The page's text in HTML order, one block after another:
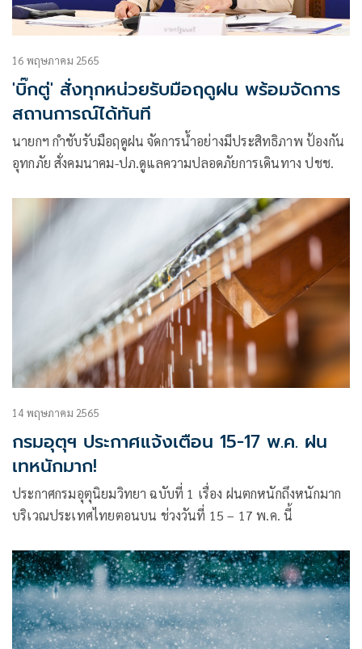
16 พฤษภาคม 2565
'บิ๊กตู่' สั่งทุกหน่วยรับมือฤดูฝน พร้อมจัดการ
สถานการณ์ได้ทันที
นายกฯ กำชับรับมือฤดูฝน จัดการน้ำอย่างมีประสิทธิภาพ ป้องกัน
อุทกภัย สั่งคมนาคม-ปภ.ดูแลความปลอดภัยการเดินทาง ปชช.
14 พฤษภาคม 2565
กรมอุตุฯ ประกาศแจ้งเตือน 15-17 พ.ค. ฝน
เทหนักมาก!
ประกาศกรมอุตุนิยมวิทยา ฉบับที่ 1 เรื่อง ฝนตกหนักถึงหนักมาก
บริเวณประเทศไทยตอนบน ช่วงวันที่ 15 – 17 พ.ค. นี้